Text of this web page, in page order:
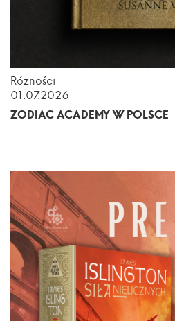
Różności
01.07.2026
ZODIAC ACADEMY W POLSCE